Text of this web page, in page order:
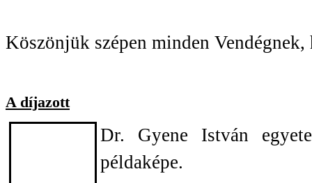
Köszönjük szépen minden
A díjazott
Dr. Gyene István
példaképe.